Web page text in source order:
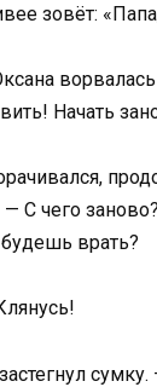
зовёт:
Начать
С чего
врать?